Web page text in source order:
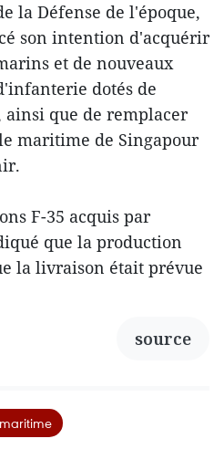
la Défense de l'époque,
son intention d'acquérir
et de nouveaux
dotés de
ainsi que de remplacer
maritime de Singapour
F-35 acquis par
que la production
la livraison était prévue
source